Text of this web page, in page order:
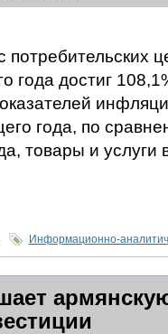
потребительских
года достиг
года, по
товары и
Информационно-